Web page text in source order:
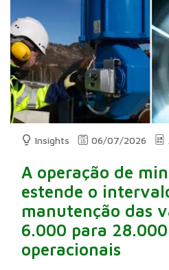
Insights 06/07/2026
A operação de
estende o
manutenção das
6.000 para
operacionais